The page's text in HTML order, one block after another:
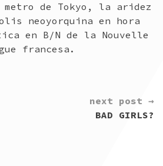
de Tokyo, la aridez
neoyorquina en hora
en B/N de la Nouvelle
francesa.
next post →
BAD GIRLS?